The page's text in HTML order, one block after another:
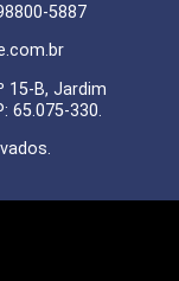
5887
15-B, Jardim
65.075-330.